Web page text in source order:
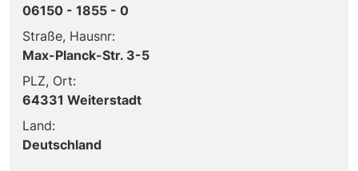
06150 - 1855 - 0
Straße, Hausnr:
Max-Planck-Str. 3-5
PLZ, Ort:
64331 Weiterstadt
Land:
Deutschland